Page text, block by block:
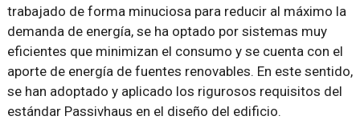
trabajado de forma minuciosa para reducir al máximo la
demanda de energía, se ha optado por sistemas muy
eficientes que minimizan el consumo y se cuenta con el
aporte de energía de fuentes renovables. En este sentido,
se han adoptado y aplicado los rigurosos requisitos del
estándar Passivhaus en el diseño del edificio.